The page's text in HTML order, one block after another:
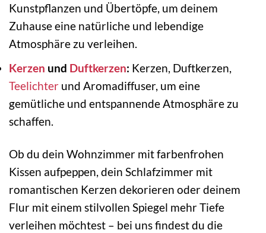
Kunstpflanzen und Übertöpfe, um deinem
Zuhause eine natürliche und lebendige
Atmosphäre zu verleihen.
Kerzen und Duftkerzen: Kerzen, Duftkerzen,
Teelichter und Aromadiffuser, um eine
gemütliche und entspannende Atmosphäre zu
schaffen.
Ob du dein Wohnzimmer mit farbenfrohen
Kissen aufpeppen, dein Schlafzimmer mit
romantischen Kerzen dekorieren oder deinem
Flur mit einem stilvollen Spiegel mehr Tiefe
verleihen möchtest – bei uns findest du die